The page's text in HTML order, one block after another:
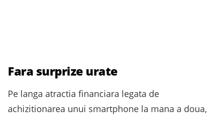
Fara surprize urate
Pe langa atractia financiara legata de
achizitionarea unui smartphone la mana a doua,